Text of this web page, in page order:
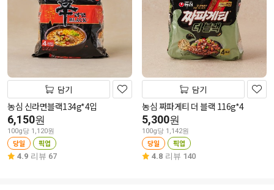
담기
농심 신라면블랙134g*4입
6,150원
100g당 1,120원
당일 픽업
4.9 리뷰 67
담기
농심 짜파게티 더 블랙 116g*4
5,300원
100g당 1,142원
당일 픽업
4.8 리뷰 140